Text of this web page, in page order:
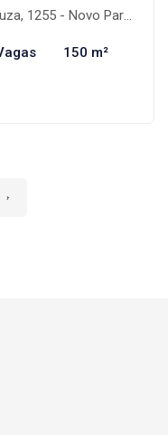
Alvorada, Dourados-MS
150 m²
›